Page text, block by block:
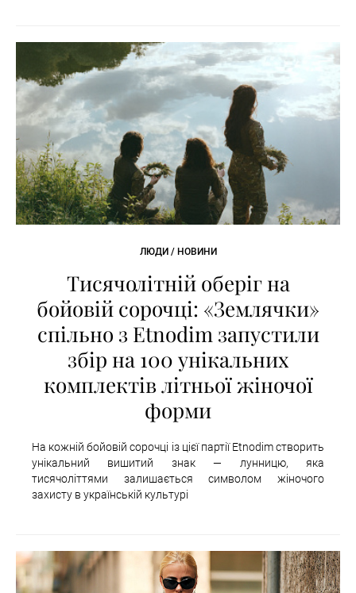
ЛЮДИ / НОВИНИ
Тисячолітній оберіг на
бойовій сорочці: «Землячки»
спільно з Etnodim запустили
збір на 100 унікальних
комплектів літньої жіночої
форми
На кожній бойовій сорочці із цієї партії Etnodim створить
унікальний вишитий знак — лунницю, яка
тисячоліттями залишається символом жіночого
захисту в українській культурі